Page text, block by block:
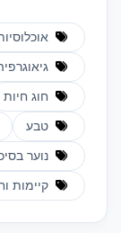
חוג חיות
טבע
נוער
קיימות